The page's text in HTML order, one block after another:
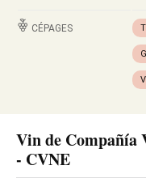
CÉPAGES
Vin de Compañía
- CVNE